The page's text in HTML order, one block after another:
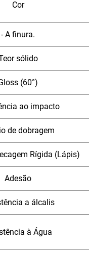
Cor
- A finura.
sólido
(60°)
ao impacto
de dobragem
Rígida (Lápis)
Adesão
a álcalis
à Água